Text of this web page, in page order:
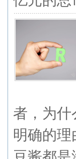
者，为
明确的